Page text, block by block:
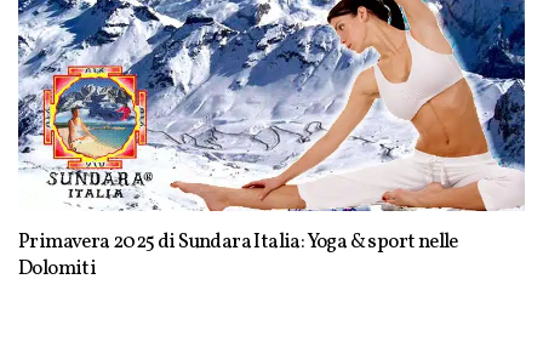
Primavera 2025 di Sundara Italia: Yoga & sport nelle
Dolomiti